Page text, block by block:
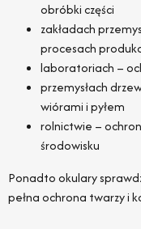
obróbki części
zakładach
procesach
laboratoriach –
przemysłach
wiórami i pyłem
rolnictwie –
środowisku
Ponadto okulary
pełna ochrona twarzy i